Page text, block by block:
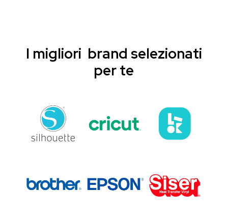
I migliori brand selezionati
per te